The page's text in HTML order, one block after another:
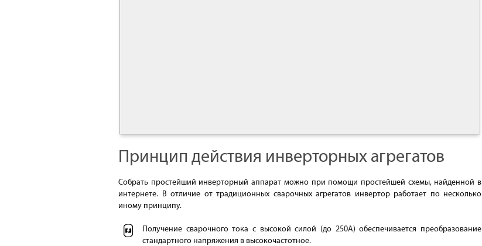
Принцип действия инверторных агрегатов
Собрать простейший инверторный аппарат можно при помощи простейшей схемы, найденной в
интернете. В отличие от традиционных сварочных агрегатов инвертор работает по несколько
иному принципу.
Получение сварочного тока с высокой силой (до 250А) обеспечивается преобразование
стандартного напряжения в высокочастотное.